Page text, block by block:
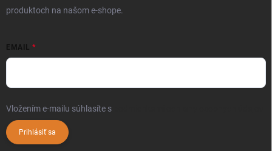
produktoch na našom e-shope.
EMAIL
Vložením e-mailu súhlasíte s
Prihlásiť sa